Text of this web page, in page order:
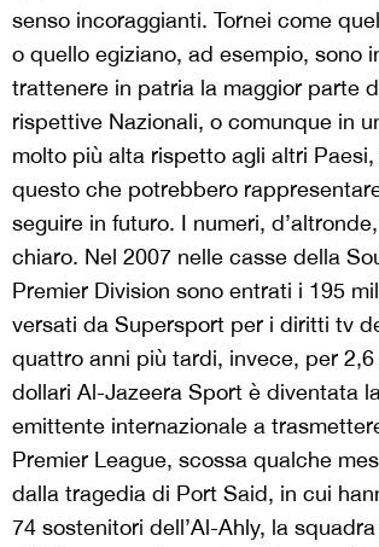
senso incoraggianti. Tornei come
o quello egiziano, ad esempio, sono
trattenere in patria la maggior parte
rispettive Nazionali, o comunque in
molto più alta rispetto agli altri
questo che potrebbero
seguire in futuro. I numeri,
chiaro. Nel 2007 nelle casse della
Premier Division sono entrati i 195
versati da Supersport per i diritti tv
quattro anni più tardi, invece, per 2,6
dollari Al-Jazeera Sport è diventata
emittente internazionale a
Premier League, scossa qualche
dalla tragedia di Port Said, in cui
74 sostenitori dell’Al-Ahly, la